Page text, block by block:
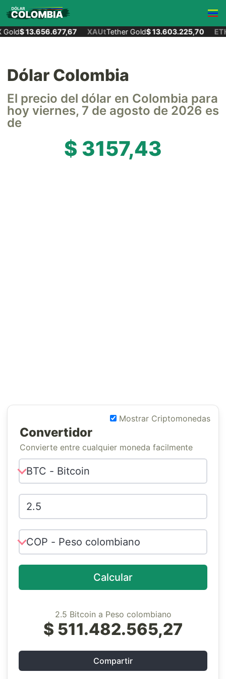
$ 13.656.677,67 XAUtTether Gold$ 13.603.225,70 ETH
Dólar Colombia
El precio del dólar en Colombia para
hoy viernes, 7 de agosto de 2026 es
de
$ 3157,43
Mostrar Criptomonedas
Convertidor
Convierte entre cualquier moneda facilmente
Calcular
2.5 Bitcoin a Peso colombiano
$ 511.482.565,27
Compartir